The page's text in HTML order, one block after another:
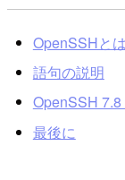
OpenSSHと
語句の説明
OpenSSH
最後に